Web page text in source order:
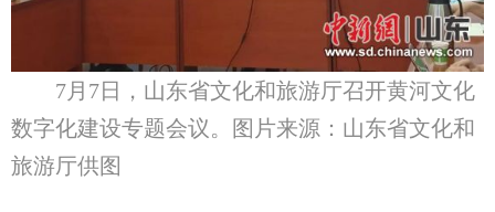
7月7日，山东省文化和旅游厅召开黄河文化
数字化建设专题会议。图片来源：山东省文化和
旅游厅供图